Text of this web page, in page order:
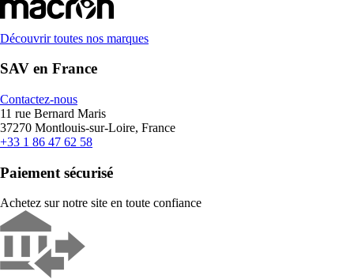
Découvrir toutes nos marques
SAV en France
Contactez-nous
11 rue Bernard Maris
37270 Montlouis-sur-Loire, France
+33 1 86 47 62 58
Paiement sécurisé
Achetez sur notre site en toute confiance